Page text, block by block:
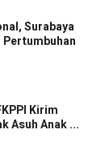
Surabaya
Pertumbuhan
Kirim
Asuh Anak ...